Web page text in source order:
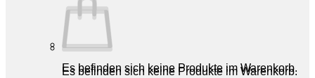
Es befinden sich keine Produkte im Warenkorb.
Es befinden sich keine Produkte im Warenkorb.